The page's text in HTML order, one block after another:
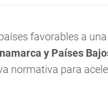
favorables a
y Países
normativa para